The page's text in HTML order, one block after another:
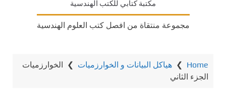
مكتبة كتابي للكتب الهندسية
مجموعة منتقاة من افصل كتب العلوم الهندسية
Home
❯ هياكل البيانات و الخوارزميات ❯ الخوارزميات
الجزء الثاني